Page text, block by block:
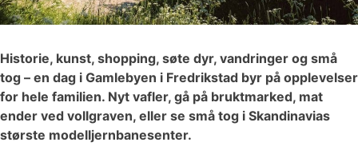
Historie, kunst, shopping, søte dyr, vandringer og små
tog – en dag i Gamlebyen i Fredrikstad byr på opplevelser
for hele familien. Nyt vafler, gå på bruktmarked, mat
ender ved vollgraven, eller se små tog i Skandinavias
største modelljernbanesenter.